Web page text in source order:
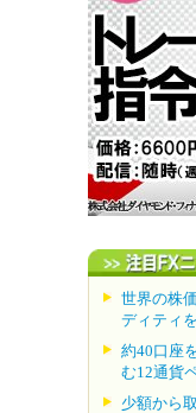
世界の株
ディティ
約40口座
む12通貨
少額から